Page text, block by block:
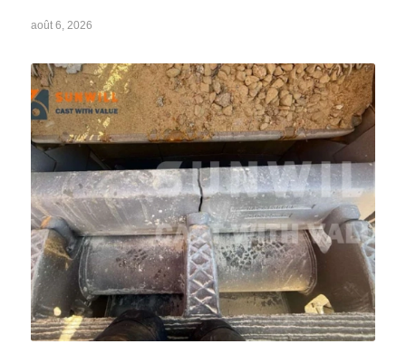
août 6, 2026